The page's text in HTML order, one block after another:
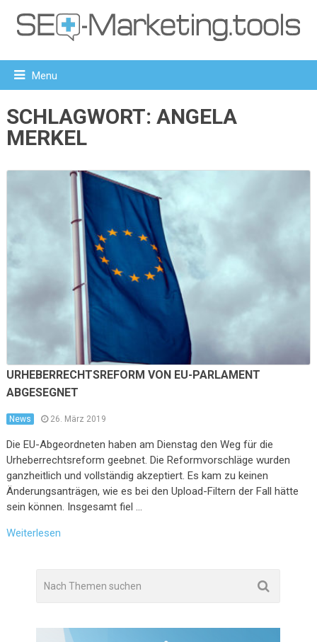
Menu
SCHLAGWORT: ANGELA
MERKEL
URHEBERRECHTSREFORM VON EU-PARLAMENT
ABGESEGNET
News 26. März 2019
Die EU-Abgeordneten haben am Dienstag den Weg für die
Urheberrechtsreform geebnet. Die Reformvorschläge wurden
ganzheitlich und vollständig akzeptiert. Es kam zu keinen
Änderungsanträgen, wie es bei den Upload-Filtern der Fall hätte
sein können. Insgesamt fiel …
Weiterlesen